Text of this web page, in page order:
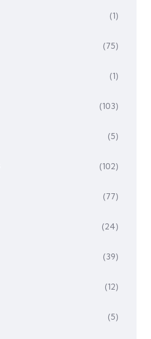
(1)
(75)
(1)
(103)
(5)
(102)
(77)
(24)
(39)
(12)
(5)